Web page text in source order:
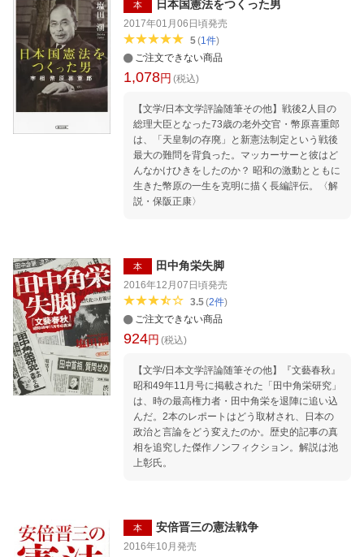
る決定的な役割を果たした密談・密約を通し
て、知られざる戦後史をたどっていく。 序
章 「1強」体制と密談政治 第1章 自民党発
足以前（幣原〜吉田）の密談 第2章 自民
党政権の草創期（鳩山一郎・石橋・岸）の密談
密談 第4章 「三角大福中」の派閥抗争期
（田中〜中曽根）の密談 第5章 自民党政権の
没落期（竹下〜宮沢）の密談 第6章 非自民
首相政権期（細川〜村山）の密談 第7章 自民
党首相復活期（橋本〜麻生）の密談 第8
章 民主党政権から安倍再登場まで（鳩山由紀
夫〜野田）の密談 終 章 密談政治の構造と構
本 日本国憲法をつくった男
2017年01月06日頃発売
5(1件)
ご注文できない商品
1,078円 (税込)
【文学/日本文学評論随筆その他】戦後2人目の
総理大臣となった73歳の老外交官・幣原喜重郎
は、「天皇制の存廃」と新憲法制定という戦後
最大の難問を背負った。マッカーサーと彼はど
んなかけひきをしたのか？ 昭和の激動とともに
生きた幣原の一生を克明に描く長編評伝。〈解
説・保阪正康〉
本 田中角栄失脚
2016年12月07日頃発売
3.5(2件)
ご注文できない商品
924円 (税込)
【文学/日本文学評論随筆その他】『文藝春秋』
昭和49年11月号に掲載された「田中角栄研究」
は、時の最高権力者・田中角栄を退陣に追い込
んだ。2本のレポートはどう取材され、日本の
政治と言論をどう変えたのか。歴史的記事の真
相を追究した傑作ノンフィクション。解説は池
上彰氏。
本 安倍晋三の憲法戦争
2016年10月 発売